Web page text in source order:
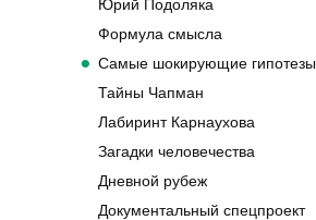
Юрий Подоляка
Формула смысла
Самые шокирующие гипотезы
Тайны Чапман
Лабиринт Карнаухова
Загадки человечества
Дневной рубеж
Документальный спецпроект